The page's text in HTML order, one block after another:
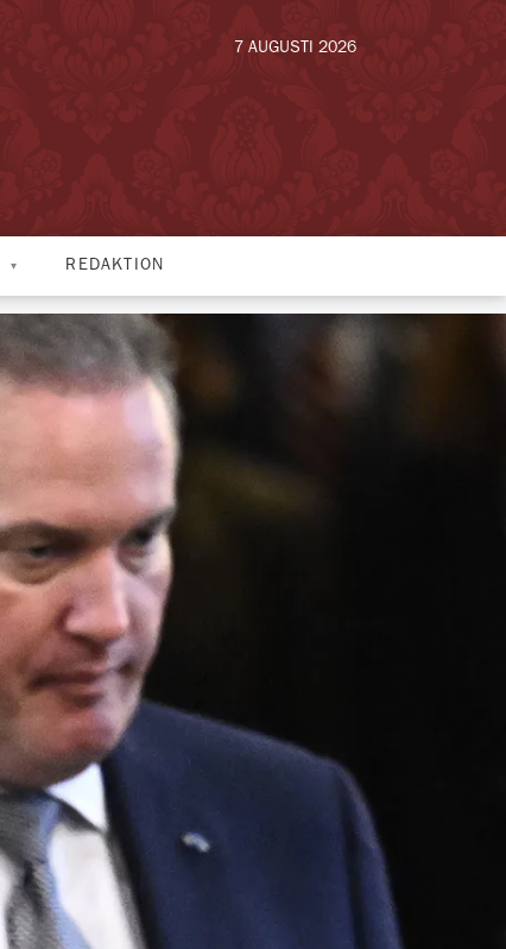
7 AUGUSTI 2026
REDAKTION